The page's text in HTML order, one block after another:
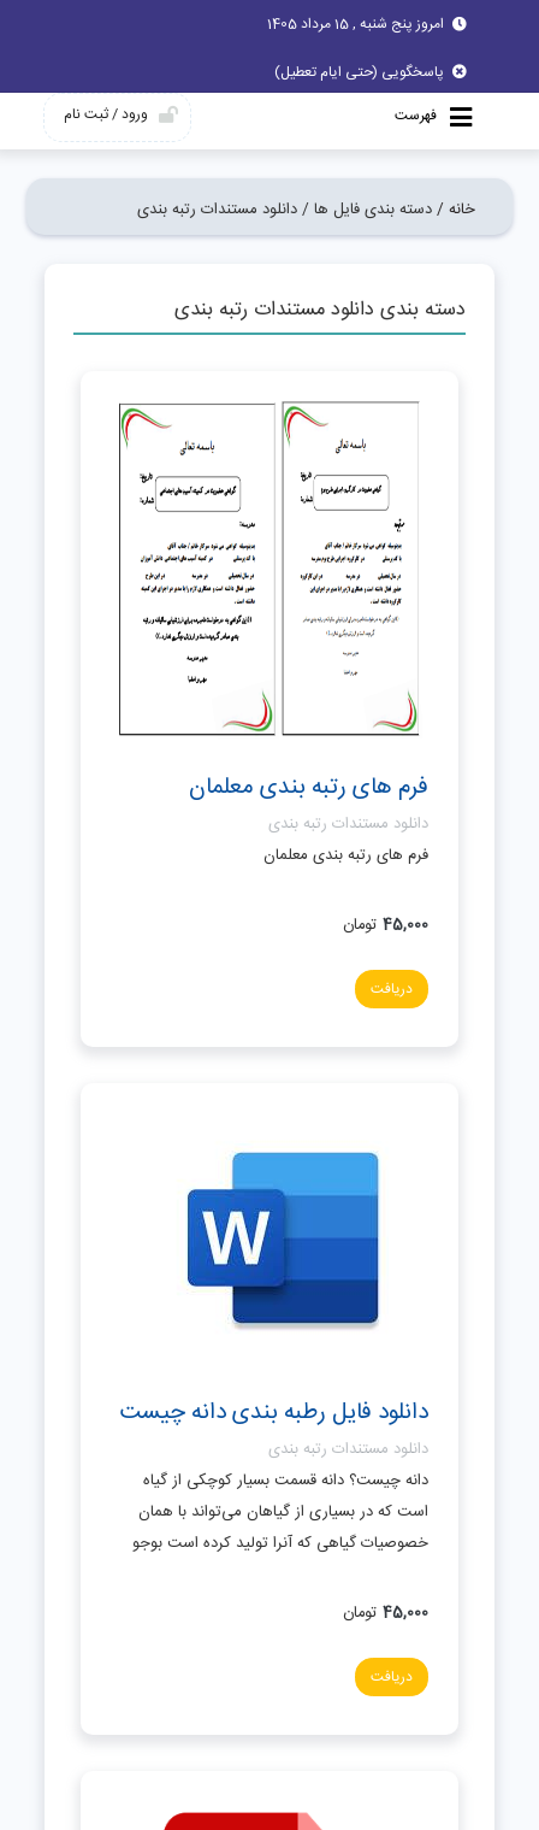
امروز پنج شنبه , 15 مرداد 1405
پاسخگویی (حتی ایام تعطیل)
فهرست
ورود / ثبت نام
خانه / دسته بندی فایل ها / دانلود مستندات رتبه بندی
دسته بندی دانلود مستندات رتبه بندی
فرم های رتبه بندی معلمان
دانلود مستندات رتبه بندی
فرم های رتبه بندی معلمان
45,000 تومان
دریافت
دانلود فایل رطبه بندی دانه چیست
دانلود مستندات رتبه بندی
دانه چیست؟ دانه قسمت بسیار کوچکی از گیاه
است که در بسیاری از گیاهان می‌تواند با همان
خصوصیات گیاهی که آنرا تولید کرده است بوجو
45,000 تومان
دریافت